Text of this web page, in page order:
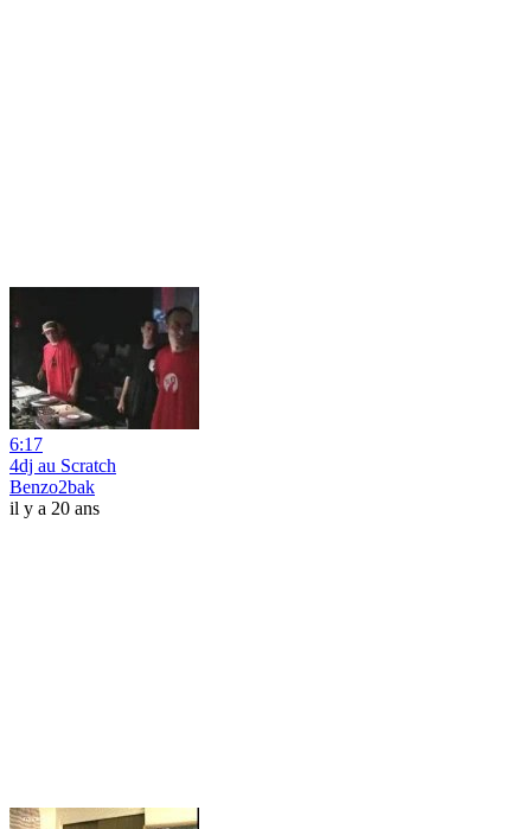
6:17
4dj au Scratch
Benzo2bak
il y a 20 ans